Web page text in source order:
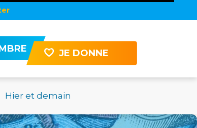
JE DONNE
Hier et demain